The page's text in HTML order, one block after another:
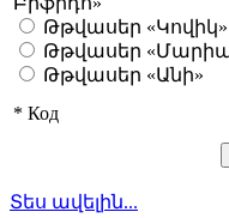
Թթվասեր «Կովիկ»
Թթվասեր
Թթվասեր «Անի»
* Код
Տես ավելին...